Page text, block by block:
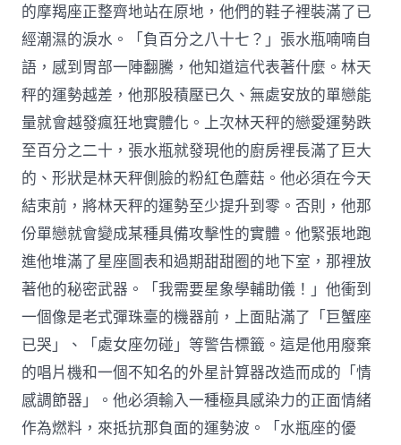
的摩羯座正整齊地站在原地，他們的鞋子裡裝滿了已
經潮濕的淚水。「負百分之八十七？」張水瓶喃喃自
語，感到胃部一陣翻騰，他知道這代表著什麼。林天
秤的運勢越差，他那股積壓已久、無處安放的單戀能
量就會越發瘋狂地實體化。上次林天秤的戀愛運勢跌
至百分之二十，張水瓶就發現他的廚房裡長滿了巨大
的、形狀是林天秤側臉的粉紅色蘑菇。他必須在今天
結束前，將林天秤的運勢至少提升到零。否則，他那
份單戀就會變成某種具備攻擊性的實體。他緊張地跑
進他堆滿了星座圖表和過期甜甜圈的地下室，那裡放
著他的秘密武器。「我需要星象學輔助儀！」他衝到
一個像是老式彈珠臺的機器前，上面貼滿了「巨蟹座
已哭」、「處女座勿碰」等警告標籤。這是他用廢棄
的唱片機和一個不知名的外星計算器改造而成的「情
感調節器」。他必須輸入一種極具感染力的正面情緒
作為燃料，來抵抗那負面的運勢波。「水瓶座的優